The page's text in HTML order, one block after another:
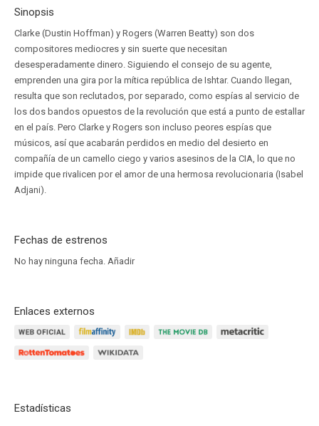
Sinopsis
Clarke (Dustin Hoffman) y Rogers (Warren Beatty) son dos
compositores mediocres y sin suerte que necesitan
desesperadamente dinero. Siguiendo el consejo de su agente,
emprenden una gira por la mítica república de Ishtar. Cuando llegan,
resulta que son reclutados, por separado, como espías al servicio de
los dos bandos opuestos de la revolución que está a punto de estallar
en el país. Pero Clarke y Rogers son incluso peores espías que
músicos, así que acabarán perdidos en medio del desierto en
compañía de un camello ciego y varios asesinos de la CIA, lo que no
impide que rivalicen por el amor de una hermosa revolucionaria (Isabel
Adjani).
Fechas de estrenos
No hay ninguna fecha. Añadir
Enlaces externos
Estadísticas